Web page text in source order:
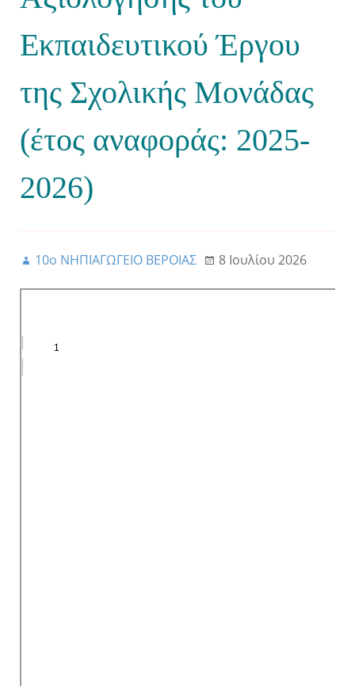
Εκπαιδευτικού Έργου
της Σχολικής Μονάδας
(έτος αναφοράς: 2025-
2026)
10ο ΝΗΠΙΑΓΩΓΕΙΟ ΒΕΡΟΙΑΣ 8 Ιουλίου 2026